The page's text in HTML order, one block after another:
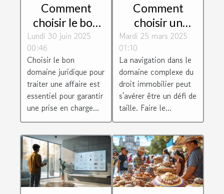
Comment
choisir le bon
domaine
juridique pour
votre affaire ?
Lundi 30 juin 2025
00:46
Choisir le bon
domaine juridique pour
traiter une affaire est
essentiel pour garantir
une prise en charge...
Comment
choisir un
avocat
spécialisé en
droit
immobilier
Mardi 25 mars 2025
01:10
La navigation dans le
domaine complexe du
droit immobilier peut
s'avérer être un défi de
taille. Faire le...